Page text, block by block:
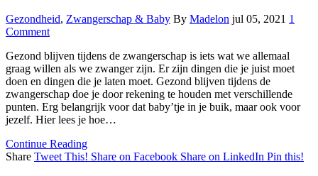
Gezondheid, Zwangerschap & Baby By Madelon jul 05, 2021 1
Comment
Gezond blijven tijdens de zwangerschap is iets wat we allemaal
graag willen als we zwanger zijn. Er zijn dingen die je juist moet
doen en dingen die je laten moet. Gezond blijven tijdens de
zwangerschap doe je door rekening te houden met verschillende
punten. Erg belangrijk voor dat baby’tje in je buik, maar ook voor
jezelf. Hier lees je hoe…
Continue Reading
Share Tweet This! Share on Facebook Share on LinkedIn Pin this!